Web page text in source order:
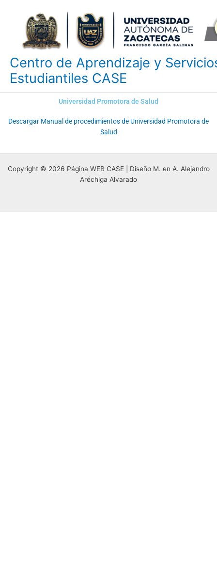
contenido
Centro de Aprendizaje y
Estudiantiles CASE
Universidad Promotora de Salud
Descargar Manual de procedimientos de Universidad Promotora de
Salud
Copyright © 2026 Página WEB CASE | Diseño M. en A. Alejandro
Aréchiga Alvarado